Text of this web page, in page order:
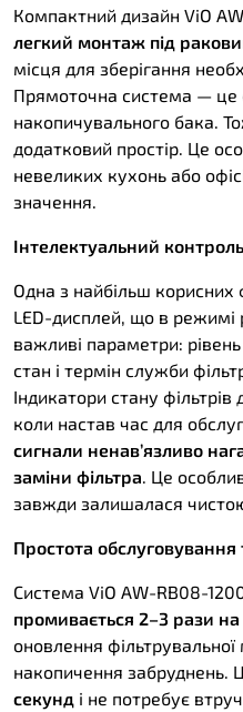
Компактний дизайн ViO
легкий монтаж під
місця для зберігання
Прямоточна система — це
накопичувального бака.
додатковий простір. Це
невеликих кухонь або
значення.
Інтелектуальний
Одна з найбільш корисних
LED-дисплей, що в режимі
важливі параметри:
стан і термін служби
Індикатори стану
коли настав час для
сигнали ненав’язливо
заміни фільтра . Це
завжди залишалася
Простота обслуговування
Система ViO AW-RB08-
промивається 2–3 рази на
оновлення
накопичення забруднень.
секунд і не потребує